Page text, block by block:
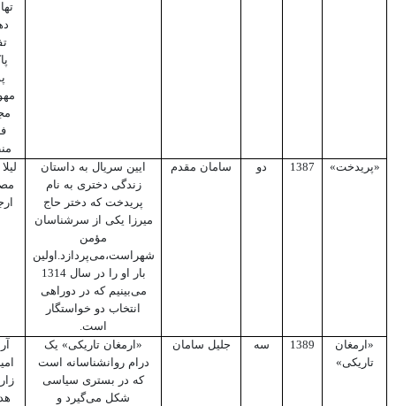
«پریدخت»
1387 دو سامان مقدم
ایین سریال به داستان
زندگی دختری به نام
پریدخت که دختر حاج
میرزا یکی از سرشناسان
مؤمن
شهراست،می‌پردازد.اولین
بار او را در سال 1314
می‌بینیم که در دوراهی
انتخاب دو خواستگار
است.
«ارمغان
تاریکی»
1389 سه جلیل سامان
«ارمغان تاریکی» یک
درام روانشناسانه است
که در بستری سیاسی
شکل می‌گیرد و